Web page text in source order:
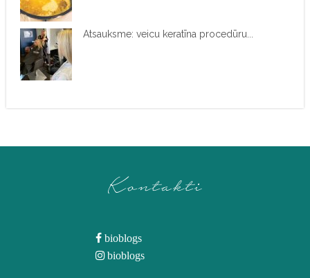
Atsauksme: veicu keratīna procedūru...
Kontakti
bioblogs
bioblogs